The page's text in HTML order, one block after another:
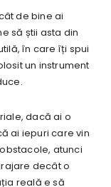
de bine ai
să știi asta din
în care îți spui
un instrument
dacă ai o
ai iepuri care vin
atunci
decât o
reală e să